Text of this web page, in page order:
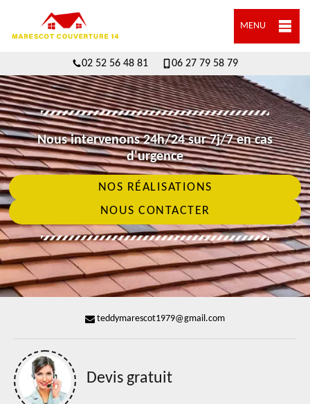
MENU
02 52 56 48 81 06 27 79 58 79
Nous intervenons 24h/24 sur 7j/7 en cas
d'urgence
NOS RÉALISATIONS
NOUS CONTACTER
teddymarescot1979@gmail.com
Devis gratuit